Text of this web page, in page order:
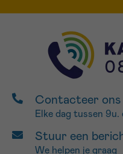
Contacteer
Elke dag tussen 9u.
Stuur een
We helpen je graag